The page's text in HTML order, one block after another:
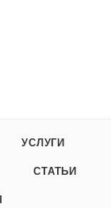
УСЛУГИ
СТАТЬИ